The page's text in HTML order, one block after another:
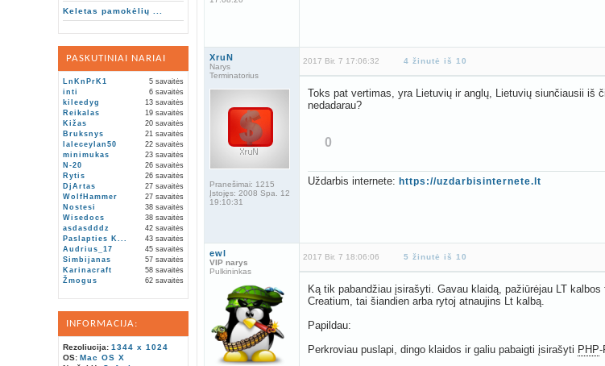
Keletas pamokėlių ...
PASKUTINIAI NARIAI
LnKnPrK1
5 savaitės
inti
6 savaitės
kileedyg
13 savaitės
Reikalas
19 savaitės
Kižas
20 savaitės
Bruksnys
21 savaitės
laleceylan50
22 savaitės
minimukas
23 savaitės
N-20
26 savaitės
Rytis
26 savaitės
DjArtas
27 savaitės
WolfHammer
27 savaitės
Nostesi
38 savaitės
Wisedocs
38 savaitės
asdasdddz
42 savaitės
Paslapties K...
43 savaitės
Audrius_17
45 savaitės
Simbijanas
57 savaitės
Karinacraft
58 savaitės
Žmogus
62 savaitės
INFORMACIJA:
Rezoliucija: 1344 x 1024
OS: Mac OS X
XruN
Narys
Terminatorius
Pranešimai: 1215
Įstojęs: 2008 Spa. 12
19:10:31
2017 Bir. 7 17:06:32 4 žinutė iš 10
Toks pat vertimas, yra Lietuvių ir anglų, Lietuvių siunčiausii iš
nedadarau?
0
Uždarbis internete:https://uzdarbisinternete.lt
ewl
VIP narys
Pulkininkas
2017 Bir. 7 18:06:06 5 žinutė iš 10
Ką tik pabandžiau įsirašyti. Gavau klaidą, pažiūrėjau LT
Creatium, tai šiandien arba rytoj atnaujins Lt kalbą.
Papildau:
Perkroviau puslapi, dingo klaidos ir galiu pabaigti įsirašyti PHP-